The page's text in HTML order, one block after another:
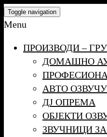
Skip
to
content
Toggle navigation
Menu
ПРОИЗВОДИ –
ДОМАШНО
АВТО
ДЈ ОПРЕМА
ОБЈЕКТИ
ЗВУЧНИЦИ